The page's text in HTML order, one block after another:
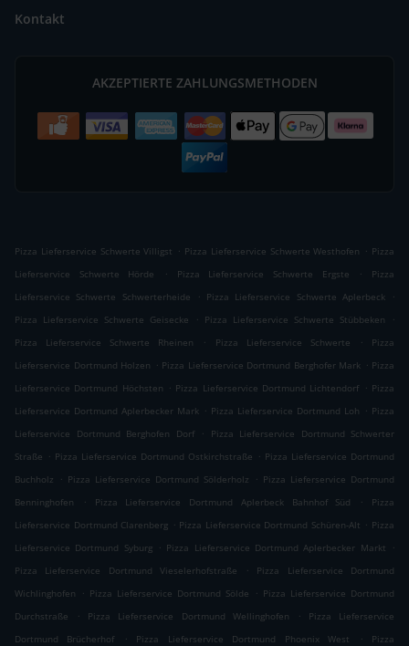
Kontakt
AKZEPTIERTE ZAHLUNGSMETHODEN
Pizza Lieferservice Schwerte Villigst . Pizza Lieferservice Schwerte Westhofen . Pizza
Lieferservice Schwerte Hörde
. Pizza Lieferservice Schwerte Ergste .
Pizza
Lieferservice Schwerte Schwerterheide
. Pizza Lieferservice Schwerte Aplerbeck
.
Pizza Lieferservice Schwerte Geisecke
. Pizza Lieferservice Schwerte Stübbeken
.
Pizza Lieferservice Schwerte Rheinen
. Pizza Lieferservice Schwerte .
Pizza
Lieferservice Dortmund Holzen . Pizza Lieferservice Dortmund Berghofer Mark . Pizza
Lieferservice Dortmund Höchsten . Pizza Lieferservice Dortmund Lichtendorf . Pizza
Lieferservice Dortmund Aplerbecker Mark . Pizza Lieferservice Dortmund Loh . Pizza
Lieferservice Dortmund Berghofen Dorf
.
Pizza Lieferservice Dortmund Schwerter
Straße . Pizza Lieferservice Dortmund Ostkirchstraße . Pizza Lieferservice Dortmund
Buchholz
. Pizza Lieferservice Dortmund Sölderholz . Pizza Lieferservice Dortmund
Benninghofen
. Pizza Lieferservice Dortmund Aplerbeck Bahnhof Süd .
Pizza
Lieferservice Dortmund Clarenberg . Pizza Lieferservice Dortmund Schüren-Alt . Pizza
Lieferservice Dortmund Syburg . Pizza Lieferservice Dortmund Aplerbecker Markt
.
Pizza Lieferservice Dortmund Vieselerhofstraße
.
Pizza Lieferservice Dortmund
Wichlinghofen
. Pizza Lieferservice Dortmund Sölde . Pizza Lieferservice Dortmund
Durchstraße
. Pizza Lieferservice Dortmund Wellinghofen .
Pizza Lieferservice
Dortmund Brücherhof
. Pizza Lieferservice Dortmund Phoenix West .
Pizza